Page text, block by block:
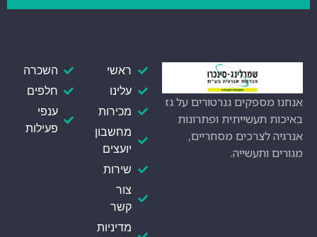
אנחנו מספקים גנרטורים על גז
באיכות תעשייתית ופתרונות
אנרגיה לצרכים מסחריים,
מגורים ותעשייה.
ראשי
עלינו
מכירות
מחשבון
יועצים
שירות
צור
קשר
מדיניות
השכרה
חלפים
ענפי
פעילות